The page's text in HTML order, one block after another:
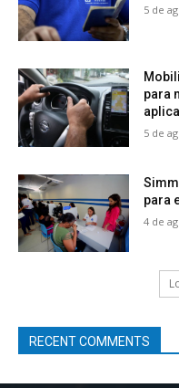
5 de
para
5 de
para
4 de
RECENT COMMENTS